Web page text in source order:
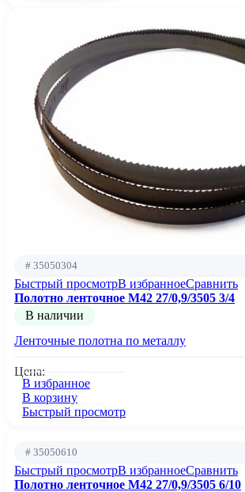
# 35050304
Быстрый просмотрВ избранноеСравнить
Полотно ленточное М42 27/0,9/3505 3/4
В наличии
Ленточные полотна по металлу
Цена:
В избранное
В корзину
Быстрый просмотр
# 35050610
Быстрый просмотрВ избранноеСравнить
Полотно ленточное М42 27/0,9/3505 6/10